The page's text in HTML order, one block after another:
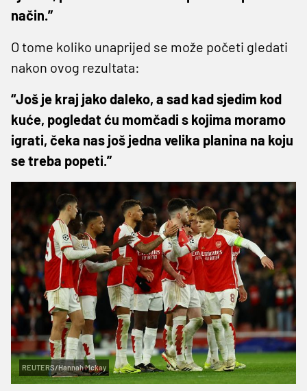
način.”
O tome koliko unaprijed se može početi gledati
nakon ovog rezultata:
“Još je kraj jako daleko, a sad kad sjedim kod
kuće, pogledat ću momčadi s kojima moramo
igrati, čeka nas još jedna velika planina na koju
se treba popeti.”
REUTERS/Hannah Mckay